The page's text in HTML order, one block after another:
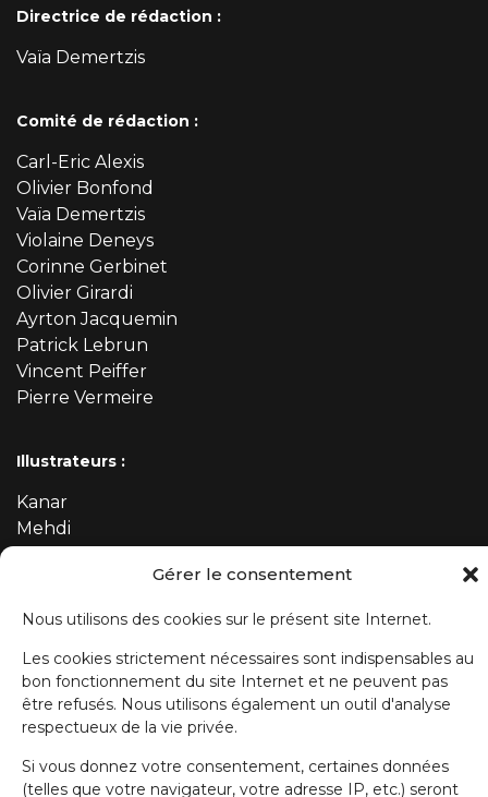
Gérer le consentement
Nous utilisons des cookies sur le présent site Internet.
Les cookies strictement nécessaires sont indispensables au
bon fonctionnement du site Internet et ne peuvent pas
être refusés. Nous utilisons également un outil d'analyse
respectueux de la vie privée.
Si vous donnez votre consentement, certaines données
(telles que votre navigateur, votre adresse IP, etc.) seront
Directrice de rédaction :
Vaïa Demertzis
Comité de rédaction :
Carl-Eric Alexis
Olivier Bonfond
Vaïa Demertzis
Violaine Deneys
Corinne Gerbinet
Olivier Girardi
Ayrton Jacquemin
Patrick Lebrun
Vincent Peiffer
Pierre Vermeire
Illustrateurs :
Kanar
Mehdi
ABONNEZ-VOUS À NOTRE NEWSLETTER
Prénom